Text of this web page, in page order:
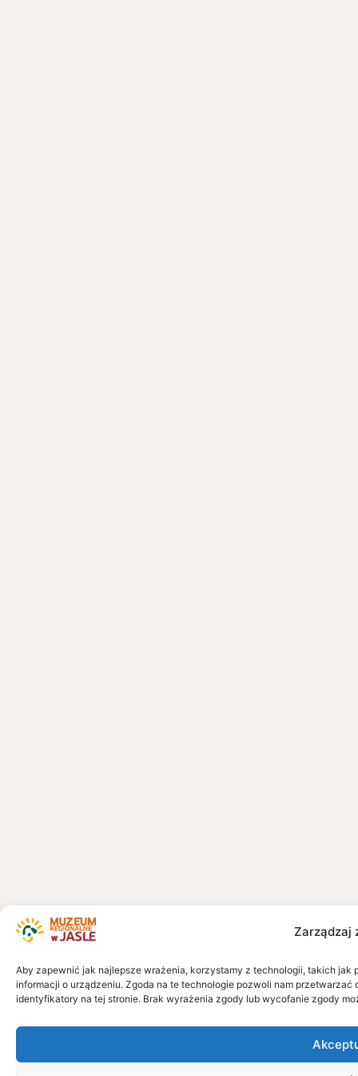
Zarządzaj
Aby zapewnić jak najlepsze wrażenia, korzystamy z technologii, takich
informacji o urządzeniu. Zgoda na te technologie pozwoli nam
identyfikatory na tej stronie. Brak wyrażenia zgody lub wycofanie zgody